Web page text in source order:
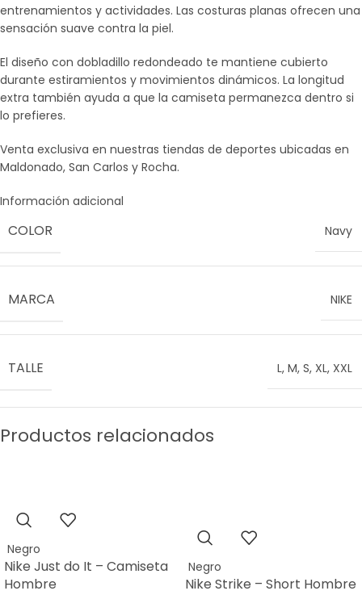
entrenamientos y actividades. Las costuras planas ofrecen una
sensación suave contra la piel.
El diseño con dobladillo redondeado te mantiene cubierto
durante estiramientos y movimientos dinámicos. La longitud
extra también ayuda a que la camiseta permanezca dentro si
lo prefieres.
Venta exclusiva en nuestras tiendas de deportes ubicadas en
Maldonado, San Carlos y Rocha.
Información adicional
COLOR Navy
MARCA NIKE
TALLE L, M, S, XL, XXL
Productos relacionados
Negro
Nike Just do It – Camiseta
Hombre
Negro
Nike Strike – Short Hombre